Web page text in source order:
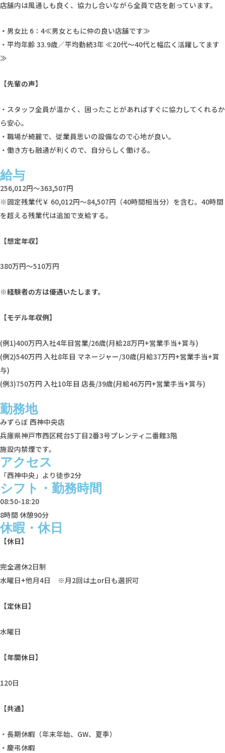
店舗内は風通しも良く、協力し合いながら全員で店を創っています。
・ 男女比 6：4≪男女ともに仲の良い店舗です≫
・平均年齢 33.9歳／平均勤続3年 ≪20代〜40代と幅広く活躍してます
≫
【先輩の声】
・スタッフ全員が温かく、困ったことがあればすぐに協力してくれるか
ら安心。
・職場が綺麗で、従業員思いの設備なので心地が良い。
・働き方も融通が利くので、自分らしく働ける。
給与
256,012円～363,507円
※固定残業代￥ 60,012円～84,507円（40時間相当分）を含む。40時間
を超える残業代は追加で支給する。
【想定年収】
380万円～510万円
※経験者の方は優遇いたします。
【モデル年収例】
(例1)400万円入社4年目営業/26歳(月給28万円+営業手当+賞与)
(例2)540万円 入社8年目 マネージャー/30歳(月給37万円+営業手当+賞
与)
(例3)750万円 入社10年目 店長/39歳(月給46万円+営業手当+賞与)
勤務地
みずらぼ 西神中央店
兵庫県神戸市西区糀台5丁目2番3号プレンティ二番館3階
施設内禁煙です。
アクセス
「西神中央」より徒歩2分
シフト・勤務時間
08:50-18:20
8時間 休憩90分
休暇・休日
【休日】
完全週休2日制
水曜日+他月4日 ※月2回は土or日も選択可
【定休日】
水曜日
【年間休日】
120日
【共通】
・長期休暇（年末年始、GW、夏季）
・慶弔休暇